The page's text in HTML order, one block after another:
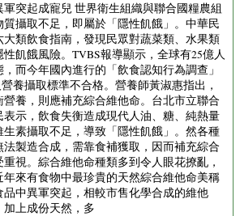
突起成寵兒 世界衛生組織與聯合國糧農組
攝取不足，即屬於「隱性飢餓」。中華民
類飲食指南，發現民眾對蔬菜類、水果類
飢餓風險。TVBS報導顯示，全球有25億人
而今年國內進行的「飲食認知行為調查」
養攝取標準不合格。營養師黃淑惠指出，
養，則應補充綜合維他命。台北市立聯合
示，飲食失衡造成現代人油、糖、純熱量
素攝取不足，導致「隱性飢餓」。然各種
製造合成，需靠食補獲取，因而補充綜合
視。綜合維他命種類多到令人眼花撩亂，
來有食物中最珍貴的天然綜合維他命美稱
中異軍突起，相較市售化學合成的維他
上成份天然，多